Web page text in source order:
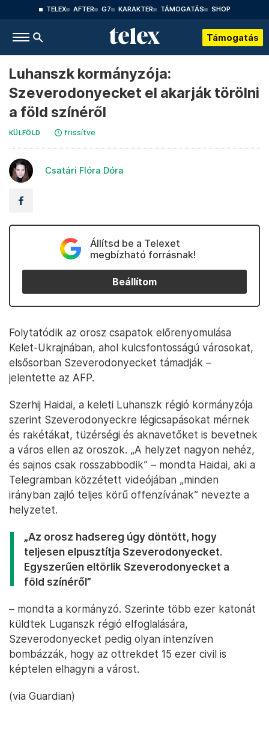
TELEX AFTER G7 KARAKTER TÁMOGATÁS SHOP
Támogatás
Luhanszk kormányzója:
Szeverodonyecket el akarják törölni
a föld színéről
KÜLFÖLD frissítve
Csatári Flóra Dóra
Állítsd be a Telexet
megbízható forrásnak!
Beállítom
Folytatódik az orosz csapatok előrenyomulása
Kelet-Ukrajnában, ahol kulcsfontosságú városokat,
elsősorban Szeverodonyecket támadják –
jelentette az AFP.
Szerhij Haidai, a keleti Luhanszk régió kormányzója
szerint Szeverodonyeckre légicsapásokat mérnek
és rakétákat, tüzérségi és aknavetőket is bevetnek
a város ellen az oroszok. „A helyzet nagyon nehéz,
és sajnos csak rosszabbodik” – mondta Haidai, aki a
Telegramban közzétett videójában „minden
irányban zajló teljes körű offenzívának” nevezte a
helyzetet.
„Az orosz hadsereg úgy döntött, hogy
teljesen elpusztítja Szeverodonyecket.
Egyszerűen eltörlik Szeverodonyecket a
föld színéről”
– mondta a kormányzó. Szerinte több ezer katonát
küldtek Luganszk régió elfoglalására,
Szeverodonyecket pedig olyan intenzíven
bombázzák, hogy az ottrekdet 15 ezer civil is
képtelen elhagyni a várost.
(via Guardian)